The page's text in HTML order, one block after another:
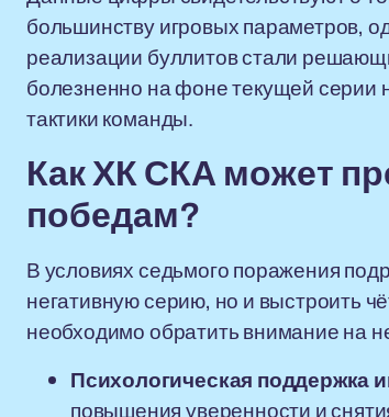
большинству игровых параметров,
реализации буллитов стали
болезненно на фоне текущей серии
тактики команды.
Как ХК СКА может
победам?
В условиях седьмого поражения
негативную серию, но и выстроить
необходимо обратить внимание на
Психологическая поддержка
повышения уверенности и